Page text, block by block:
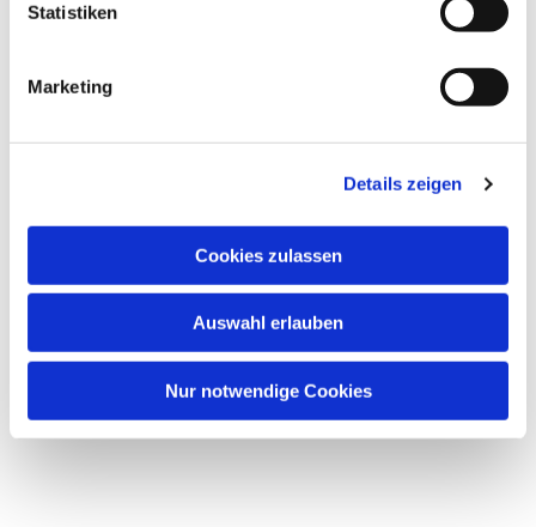
Statistiken
Marketing
Details zeigen
Cookies zulassen
Auswahl erlauben
Nur notwendige Cookies